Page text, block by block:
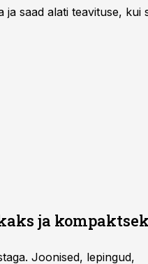
ja saad alati teavituse, kui
ja
Joonised, lepingud,